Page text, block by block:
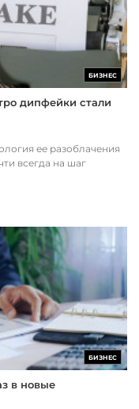
БИЗНЕС
дипфейки стали
ее разоблачения
всегда на шаг
БИЗНЕС
в новые